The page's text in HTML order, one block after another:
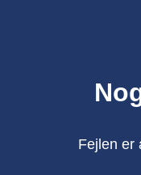
Fejlen er